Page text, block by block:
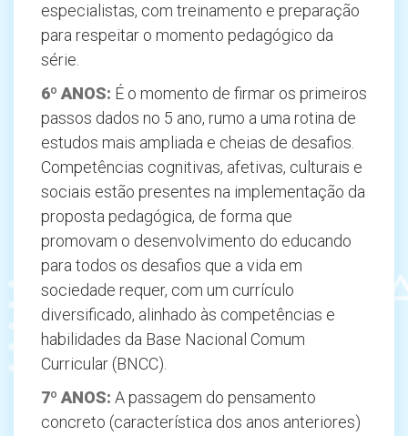
especialistas, com treinamento e preparação
para respeitar o momento pedagógico da
série.
6º ANOS: É o momento de firmar os primeiros
passos dados no 5 ano, rumo a uma rotina de
estudos mais ampliada e cheias de desafios.
Competências cognitivas, afetivas, culturais e
sociais estão presentes na implementação da
proposta pedagógica, de forma que
promovam o desenvolvimento do educando
para todos os desafios que a vida em
sociedade requer, com um currículo
diversificado, alinhado às competências e
habilidades da Base Nacional Comum
Curricular (BNCC).
7º ANOS: A passagem do pensamento
concreto (característica dos anos anteriores)